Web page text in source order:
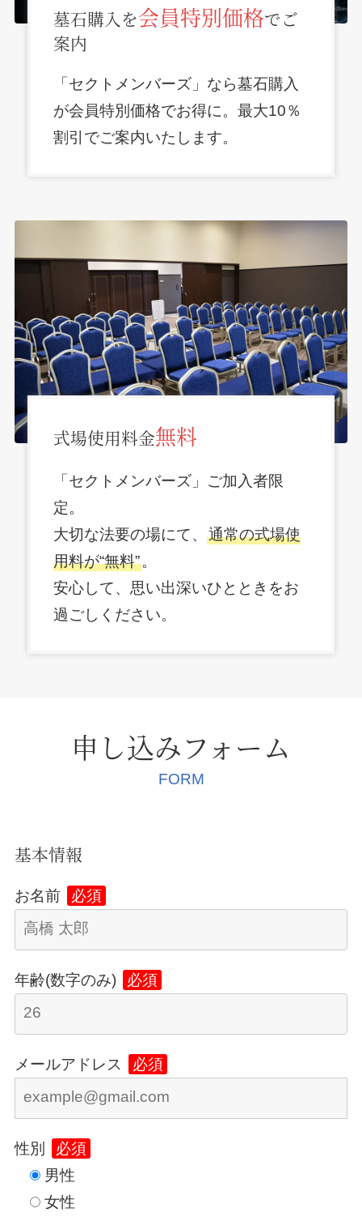
墓石購入を会員特別価格でご
案内
「セクトメンバーズ」なら墓石購入
が会員特別価格でお得に。最大10％
割引でご案内いたします。
式場使用料金無料
「セクトメンバーズ」ご加入者限
定。
大切な法要の場にて、通常の式場使
用料が“無料”。
安心して、思い出深いひとときをお
過ごしください。
申し込みフォーム
FORM
基本情報
お名前 必須
年齢(数字のみ) 必須
メールアドレス 必須
性別
必須
男性
女性